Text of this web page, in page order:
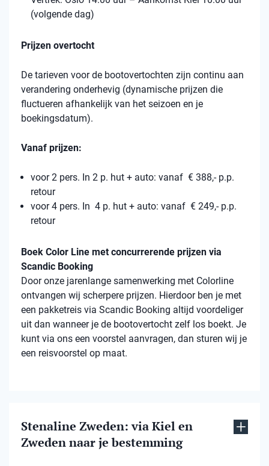
(volgende dag)
Prijzen overtocht
De tarieven voor de bootovertochten zijn continu aan
verandering onderhevig (dynamische prijzen die
fluctueren afhankelijk van het seizoen en je
boekingsdatum).
Vanaf prijzen:
voor 2 pers. In 2 p. hut + auto: vanaf € 388,- p.p.
retour
voor 4 pers. In 4 p. hut + auto: vanaf € 249,- p.p.
retour
Boek Color Line met concurrerende prijzen via
Scandic Booking
Door onze jarenlange samenwerking met Colorline
ontvangen wij scherpere prijzen. Hierdoor ben je met
een pakketreis via Scandic Booking altijd voordeliger
uit dan wanneer je de bootovertocht zelf los boekt. Je
kunt via ons een voorstel aanvragen, dan sturen wij je
een reisvoorstel op maat.
Stenaline Zweden: via Kiel en
Zweden naar je bestemming